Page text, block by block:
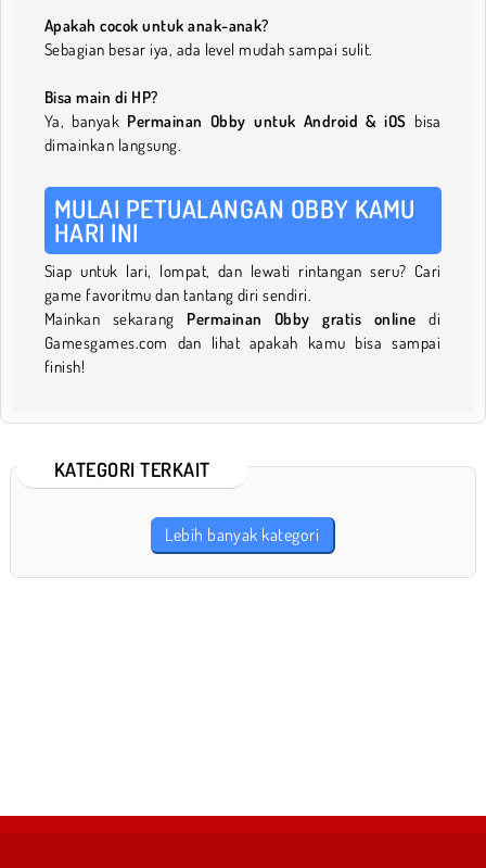
Apakah cocok untuk anak-anak?
Sebagian besar iya, ada level mudah sampai sulit.
Bisa main di HP?
Ya, banyak Permainan Obby untuk Android & iOS bisa
dimainkan langsung.
MULAI PETUALANGAN OBBY KAMU
HARI INI
Siap untuk lari, lompat, dan lewati rintangan seru? Cari
game favoritmu dan tantang diri sendiri.
Mainkan sekarang Permainan Obby gratis online di
Gamesgames.com dan lihat apakah kamu bisa sampai
finish!
KATEGORI TERKAIT
Lebih banyak kategori